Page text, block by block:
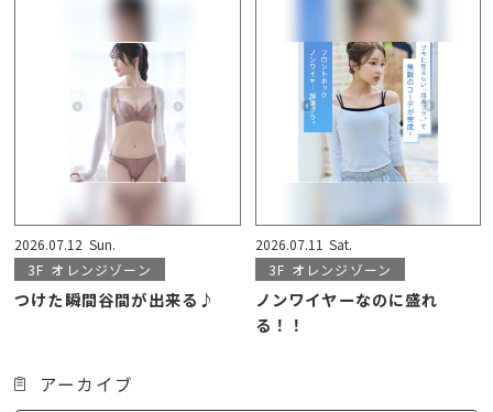
2026.07.12 Sun.
3F オレンジゾーン
つけた瞬間谷間が出来る♪
2026.07.11 Sat.
3F オレンジゾーン
ノンワイヤーなのに盛れ
る！！
アーカイブ